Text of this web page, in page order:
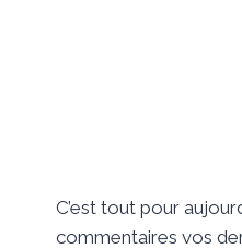
C’est tout pour
commentaires vos